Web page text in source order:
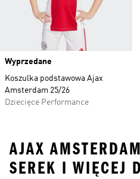
Wyprzedane
Koszulka podstawowa Ajax
Amsterdam 25/26
Dziecięce Performance
AJAX
SEREK I WIĘCEJ